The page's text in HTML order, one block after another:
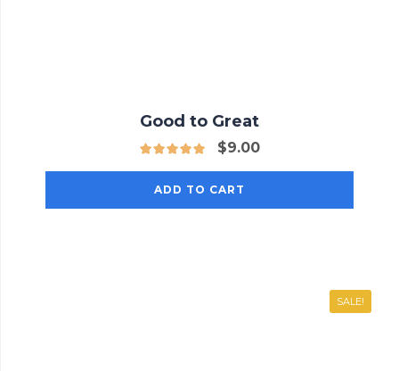
Good to Great
$9.00
ADD TO CART
SALE!